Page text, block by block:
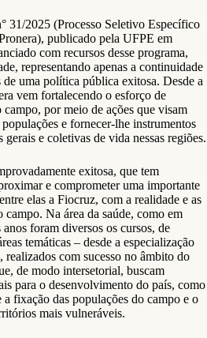
31/2025 (Processo Seletivo Específico
publicado pela UFPE em
com recursos desse programa,
representando apenas a continuidade
de uma política pública exitosa. Desde a
vem fortalecendo o esforço de
campo, por meio de ações que visam
e fornecer-lhe instrumentos
e coletivas de vida nessas regiões.
exitosa, que tem
e comprometer uma importante
elas a Fiocruz, com a realidade e as
campo. Na área da saúde, como em
foram diversos os cursos, de
temáticas – desde a especialização
realizados com sucesso no âmbito do
de modo intersetorial, buscam
para o desenvolvimento do país, como
a fixação das populações do campo e o
mais vulneráveis.